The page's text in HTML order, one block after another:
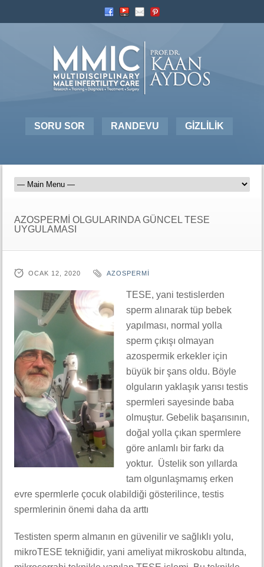
SORU SOR RANDEVU GİZLİLİK
AZOSPERMİ OLGULARINDA GÜNCEL TESE
UYGULAMASI
OCAK 12, 2020 AZOSPERMI
TESE, yani testislerden
sperm alınarak tüp bebek
yapılması, normal yolla
sperm çıkışı olmayan
azospermik erkekler için
büyük bir şans oldu. Böyle
olguların yaklaşık yarısı testis
spermleri sayesinde baba
olmuştur. Gebelik başarısının,
doğal yolla çıkan spermlere
göre anlamlı bir farkı da
yoktur. Üstelik son yıllarda
tam olgunlaşmamış erken
evre spermlerle çocuk olabildiği gösterilince, testis
spermlerinin önemi daha da arttı
Testisten sperm almanın en güvenilir ve sağlıklı yolu,
mikroTESE tekniğidir, yani ameliyat mikroskobu altında,